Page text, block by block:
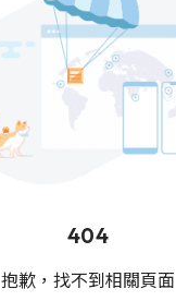
404
抱歉，找不到相關頁面